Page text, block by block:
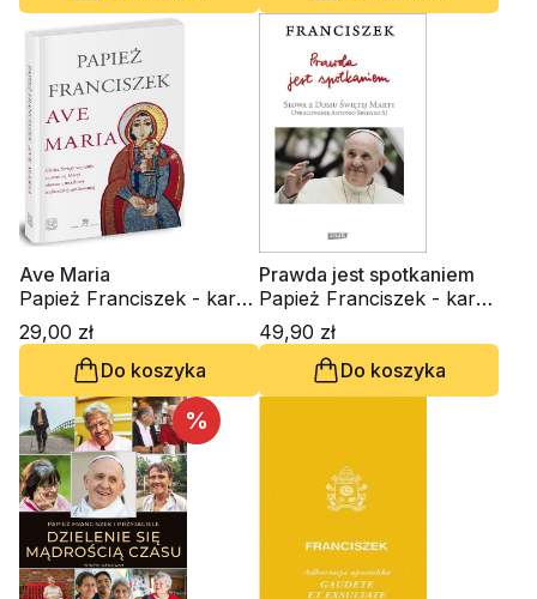
Ave Maria
Papież Franciszek - kard.
Jorge Mario Bergoglio
29,00 zł
Do koszyka
Prawda jest spotkaniem
Papież Franciszek - kard.
Jorge Mario Bergoglio
49,90 zł
Do koszyka
%